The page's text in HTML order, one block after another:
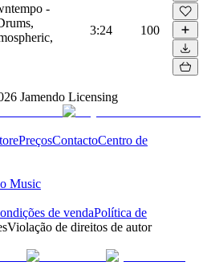
-
3:24 100
Jamendo Licensing
PreçosContactoCentro de
Music
de vendaPolítica de
Violação de direitos de autor